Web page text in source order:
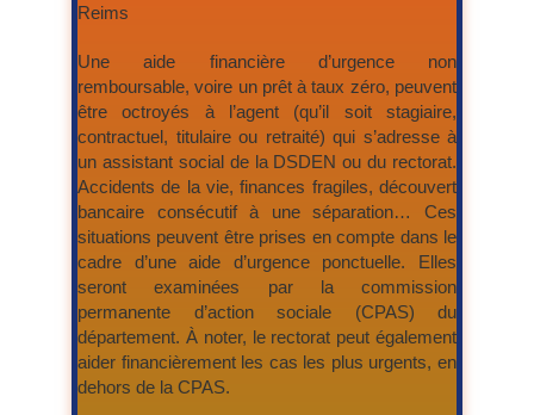
Reims
Une aide financière d’urgence non
remboursable, voire un prêt à taux zéro, peuvent
être octroyés à l’agent (qu’il soit stagiaire,
contractuel, titulaire ou retraité) qui s’adresse à
un assistant social de la DSDEN ou du rectorat.
Accidents de la vie, finances fragiles, découvert
bancaire consécutif à une séparation… Ces
situations peuvent être prises en compte dans le
cadre d’une aide d’urgence ponctuelle. Elles
seront examinées par la commission
permanente d’action sociale (CPAS) du
département. À noter, le rectorat peut également
aider financièrement les cas les plus urgents, en
dehors de la CPAS.